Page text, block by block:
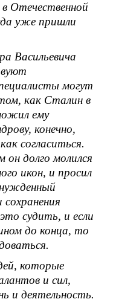
в Отечественной
уже пришли
Васильевича
могут
как Сталин в
ему
конечно,
согласиться.
долго молился
икон, и просил
судить, и если
до конца, то
которые
и сил,
и деятельность.